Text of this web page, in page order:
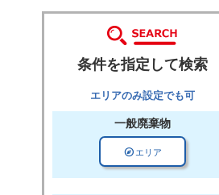
条件を指定して検索
エリアのみ設定でも可
一般廃棄物
explore エリア